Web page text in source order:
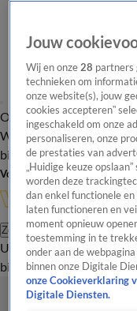
Overzicht Onze programma's
Wandelgangen
bijwonenPodcastShop
Volg Vandaag Inside
Zoeken
UitzendingenVandaag
bijwonen
Jouw
Wij en onze28 partners
technieken om
onze website(s), jouw
cookies accepteren”
ingeschakeld om onze
personaliseren, onze
de prestaties van
„Huidige keuze
worden deze
dan enkel functionele
laten functioneren en
moment opnieuw
toestemming in te
onder aan de
binnen onze Digitale
onze Cookieverklaring
Digitale Diensten.